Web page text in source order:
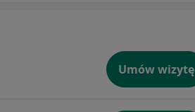
Umów wizytę